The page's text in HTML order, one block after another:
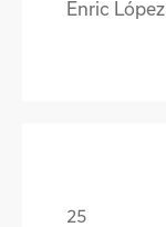
Enric López